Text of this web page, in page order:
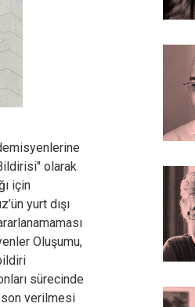
olarak
için
yurt dışı
Oluşumu,
sürecinde
son verilmesi